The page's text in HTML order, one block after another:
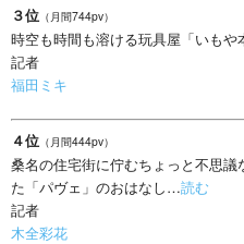
３位 （月間744pv）
時空も時間も溶ける玩具屋「いも
記者
福田ミキ
４位 （月間444pv）
桑名の住宅街に佇むちょっと不思
た「パヴェ」のおはなし…読む
記者
木全彩花